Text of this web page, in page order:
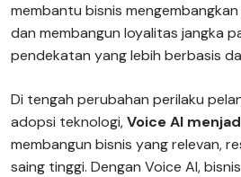
membantu bisnis
dan membangun loyalitas jangka
pendekatan yang lebih berbasis
Di tengah perubahan perilaku
adopsi teknologi,Voice AI
membangun bisnis yang relevan,
saing tinggi. Dengan Voice AI,